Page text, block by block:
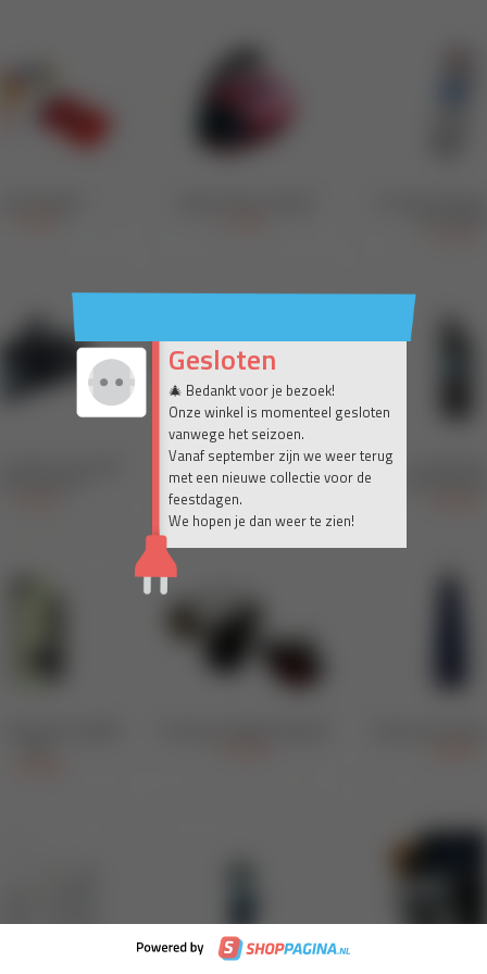
Gesloten
🎄 Bedankt voor je bezoek!
Onze winkel is momenteel gesloten
vanwege het seizoen.
Vanaf september zijn we weer terug
met een nieuwe collectie voor de
feestdagen.
We hopen je dan weer te zien!